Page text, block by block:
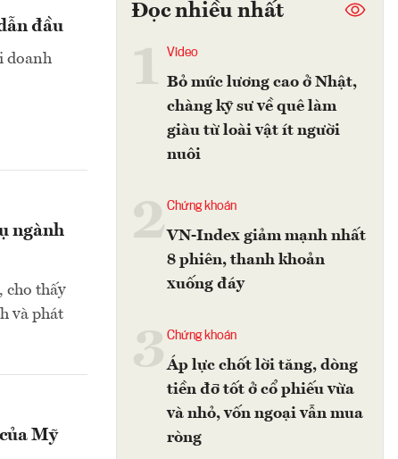
đầu
doanh
ngành
cho thấy
và phát
Mỹ
Đọc nhiều nhất
Video
Bỏ mức lương cao ở Nhật,
chàng kỹ sư về quê làm
giàu từ loài vật ít người
nuôi
2Chứng khoán
VN-Index giảm mạnh nhất
8 phiên, thanh khoản
xuống đáy
Chứng khoán
Áp lực chốt lời tăng, dòng
tiền đỡ tốt ở cổ phiếu vừa
và nhỏ, vốn ngoại vẫn mua
ròng